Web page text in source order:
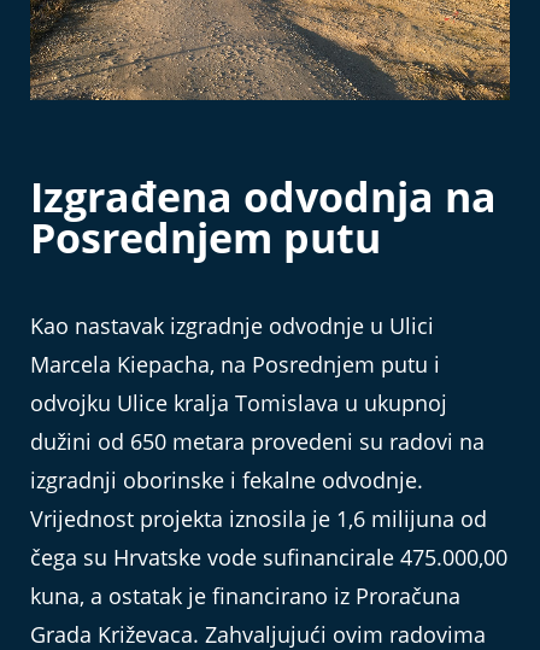
Izgrađena odvodnja na
Posrednjem putu
Kao nastavak izgradnje odvodnje u Ulici
Marcela Kiepacha, na Posrednjem putu i
odvojku Ulice kralja Tomislava u ukupnoj
dužini od 650 metara provedeni su radovi na
izgradnji oborinske i fekalne odvodnje.
Vrijednost projekta iznosila je 1,6 milijuna od
čega su Hrvatske vode sufinancirale 475.000,00
kuna, a ostatak je financirano iz Proračuna
Grada Križevaca. Zahvaljujući ovim radovima